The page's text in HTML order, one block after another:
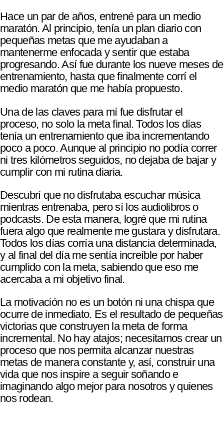
Hace un par de años, entrené para un medio
maratón. Al principio, tenía un plan diario con
pequeñas metas que me ayudaban a
mantenerme enfocada y sentir que estaba
progresando. Así fue durante los nueve meses de
entrenamiento, hasta que finalmente corrí el
medio maratón que me había propuesto.
Una de las claves para mí fue disfrutar el
proceso, no solo la meta final. Todos los días
tenía un entrenamiento que iba incrementando
poco a poco. Aunque al principio no podía correr
ni tres kilómetros seguidos, no dejaba de bajar y
cumplir con mi rutina diaria.
Descubrí que no disfrutaba escuchar música
mientras entrenaba, pero sí los audiolibros o
podcasts. De esta manera, logré que mi rutina
fuera algo que realmente me gustara y disfrutara.
Todos los días corría una distancia determinada,
y al final del día me sentía increíble por haber
cumplido con la meta, sabiendo que eso me
acercaba a mi objetivo final.
La motivación no es un botón ni una chispa que
ocurre de inmediato. Es el resultado de pequeñas
victorias que construyen la meta de forma
incremental. No hay atajos; necesitamos crear un
proceso que nos permita alcanzar nuestras
metas de manera constante y, así, construir una
vida que nos inspire a seguir soñando e
imaginando algo mejor para nosotros y quienes
nos rodean.